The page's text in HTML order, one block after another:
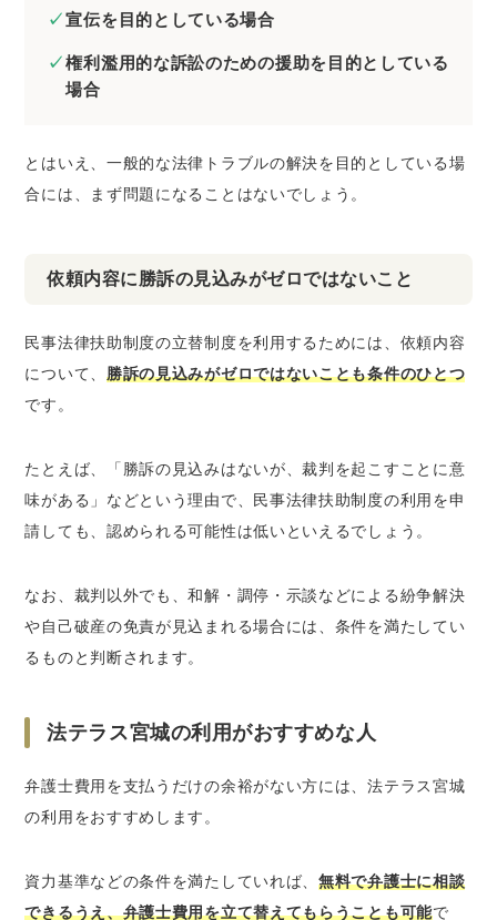
宣伝を目的としている場合
権利濫用的な訴訟のための援助を目的としている
場合
とはいえ、一般的な法律トラブルの解決を目的としている場
合には、まず問題になることはないでしょう。
依頼内容に勝訴の見込みがゼロではないこと
民事法律扶助制度の立替制度を利用するためには、依頼内容
について、 勝訴の見込みがゼロではないことも条件のひとつ
です。
たとえば、「勝訴の見込みはないが、裁判を起こすことに意
味がある」などという理由で、民事法律扶助制度の利用を申
請しても、認められる可能性は低いといえるでしょう。
なお、裁判以外でも、和解・調停・示談などによる紛争解決
や自己破産の免責が見込まれる場合には、条件を満たしてい
るものと判断されます。
法テラス宮城の利用がおすすめな人
弁護士費用を支払うだけの余裕がない方には、法テラス宮城
の利用をおすすめします。
資力基準などの条件を満たしていれば、無料で弁護士に相談
できるうえ、弁護士費用を立て替えてもらうことも可能で